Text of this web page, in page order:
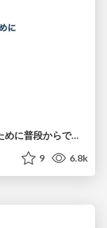
パフォーマンスチューニングのために普段からできること/Performance Tuning: Daily Practices
9 6.8k